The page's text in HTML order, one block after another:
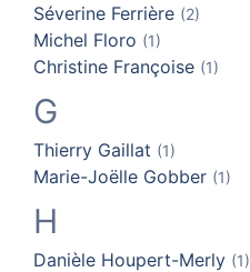
Séverine Ferrière (2)
Michel Floro (1)
Christine Françoise (1)
G
Thierry Gaillat (1)
Marie-Joëlle Gobber (1)
H
Danièle Houpert-Merly (1)